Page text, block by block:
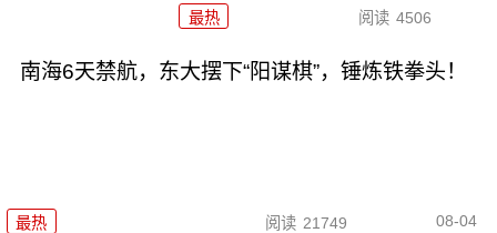
最热 阅读 4506
南海6天禁航，东大摆下“阳谋棋”，锤炼铁拳头！
最热 阅读 21749 08-04